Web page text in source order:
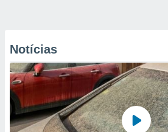
Notícias